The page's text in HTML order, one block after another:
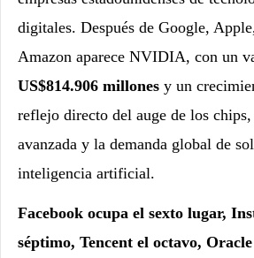
digitales. Después de Google,
Amazon aparece NVIDIA, con un
US$814.906 millones y un
reflejo directo del auge de los
avanzada y la demanda global de
inteligencia artificial.
Facebook ocupa el sexto lugar,
séptimo, Tencent el octavo,